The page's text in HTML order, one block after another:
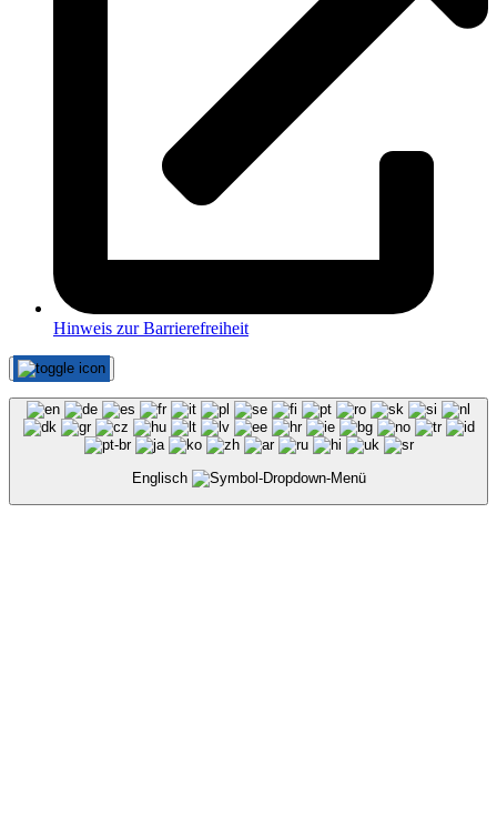
Hinweis zur Barrierefreiheit
Englisch